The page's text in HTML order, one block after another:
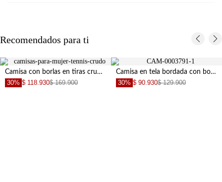
Recomendados para ti
Camisa con borlas en tiras crudo para mujer
30% $ 118.930$ 169.900
Camisa en tela bordada con boleros negra con detalle fruncido para mujer
30% $ 90.930$ 129.900